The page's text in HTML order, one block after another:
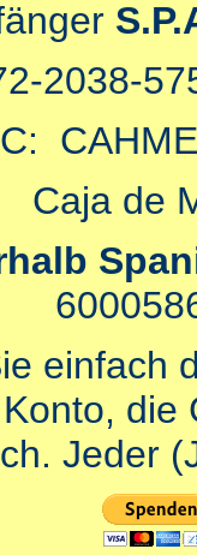
2038-
Caja de
einfach
die
Jeder